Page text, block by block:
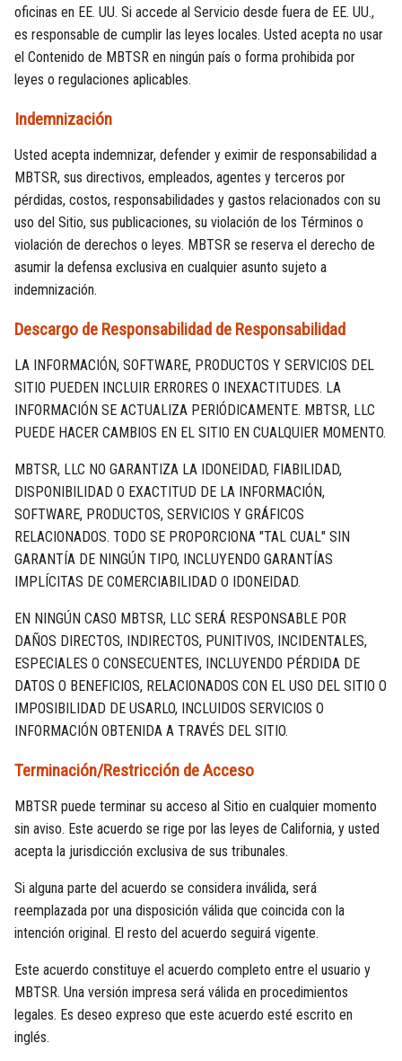
oficinas en EE. UU. Si accede al Servicio desde fuera de EE. UU.,
es responsable de cumplir las leyes locales. Usted acepta no usar
el Contenido de MBTSR en ningún país o forma prohibida por
leyes o regulaciones aplicables.
Indemnización
Usted acepta indemnizar, defender y eximir de responsabilidad a
MBTSR, sus directivos, empleados, agentes y terceros por
pérdidas, costos, responsabilidades y gastos relacionados con su
uso del Sitio, sus publicaciones, su violación de los Términos o
violación de derechos o leyes. MBTSR se reserva el derecho de
asumir la defensa exclusiva en cualquier asunto sujeto a
indemnización.
Descargo de Responsabilidad de Responsabilidad
LA INFORMACIÓN, SOFTWARE, PRODUCTOS Y SERVICIOS DEL
SITIO PUEDEN INCLUIR ERRORES O INEXACTITUDES. LA
INFORMACIÓN SE ACTUALIZA PERIÓDICAMENTE. MBTSR, LLC
PUEDE HACER CAMBIOS EN EL SITIO EN CUALQUIER MOMENTO.
MBTSR, LLC NO GARANTIZA LA IDONEIDAD, FIABILIDAD,
DISPONIBILIDAD O EXACTITUD DE LA INFORMACIÓN,
SOFTWARE, PRODUCTOS, SERVICIOS Y GRÁFICOS
RELACIONADOS. TODO SE PROPORCIONA "TAL CUAL" SIN
GARANTÍA DE NINGÚN TIPO, INCLUYENDO GARANTÍAS
IMPLÍCITAS DE COMERCIABILIDAD O IDONEIDAD.
EN NINGÚN CASO MBTSR, LLC SERÁ RESPONSABLE POR
DAÑOS DIRECTOS, INDIRECTOS, PUNITIVOS, INCIDENTALES,
ESPECIALES O CONSECUENTES, INCLUYENDO PÉRDIDA DE
DATOS O BENEFICIOS, RELACIONADOS CON EL USO DEL SITIO O
IMPOSIBILIDAD DE USARLO, INCLUIDOS SERVICIOS O
INFORMACIÓN OBTENIDA A TRAVÉS DEL SITIO.
Terminación/Restricción de Acceso
MBTSR puede terminar su acceso al Sitio en cualquier momento
sin aviso. Este acuerdo se rige por las leyes de California, y usted
acepta la jurisdicción exclusiva de sus tribunales.
Si alguna parte del acuerdo se considera inválida, será
reemplazada por una disposición válida que coincida con la
intención original. El resto del acuerdo seguirá vigente.
Este acuerdo constituye el acuerdo completo entre el usuario y
MBTSR. Una versión impresa será válida en procedimientos
legales. Es deseo expreso que este acuerdo esté escrito en
inglés.